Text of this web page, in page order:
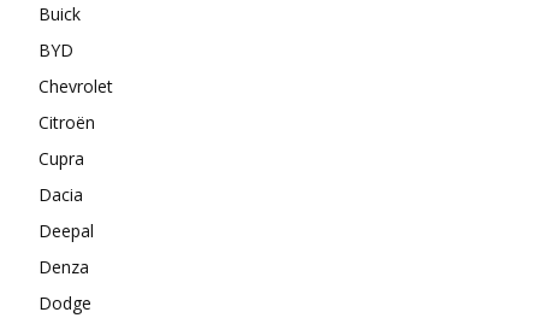
Buick
BYD
Chevrolet
Citroën
Cupra
Dacia
Deepal
Denza
Dodge